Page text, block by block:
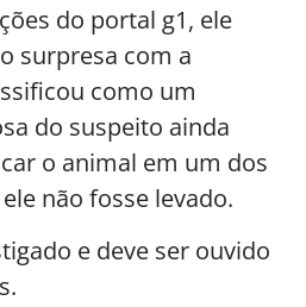
do portal g1, ele
surpresa com a
como um
do suspeito ainda
o animal em um dos
não fosse levado.
e deve ser ouvido